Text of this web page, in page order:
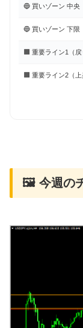
🔵 買いゾーン 中央
🔵 買いゾーン 下限
🟧 重要ライン1（戻
🟧 重要ライン2（
🖼 今週の